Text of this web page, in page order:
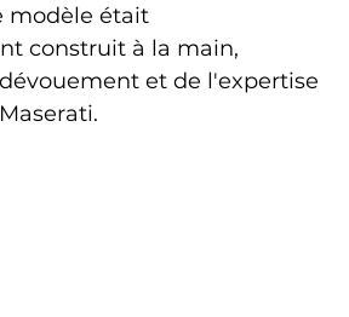
modèle était
construit à la main,
et de l'expertise